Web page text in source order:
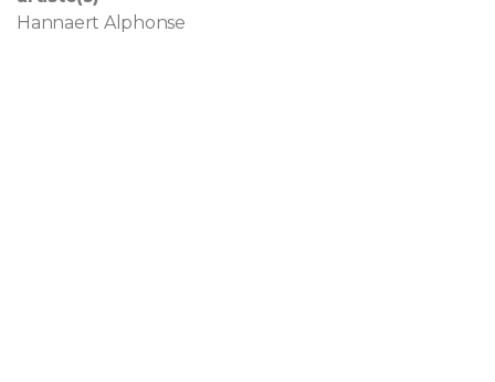
Hannaert Alphonse